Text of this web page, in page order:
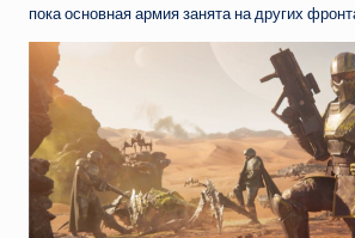
пока основная армия занята на других